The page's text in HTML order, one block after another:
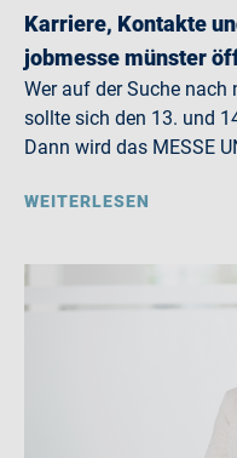
Karriere, Kontakte
jobmesse münster
Wer auf der Suche nach
sollte sich den 13. und
Dann wird das MESSE
WEITERLESEN